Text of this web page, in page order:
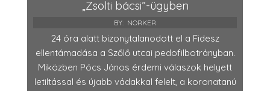
„Zsolti bácsi”-ügyben
BY: NORKER
24 óra alatt bizonytalanodott el a Fidesz
ellentámadása a Szőlő utcai pedofilbotrányban.
Miközben Pócs János érdemi válaszok helyett
letiltással és újabb vádakkal felelt, a koronatanú